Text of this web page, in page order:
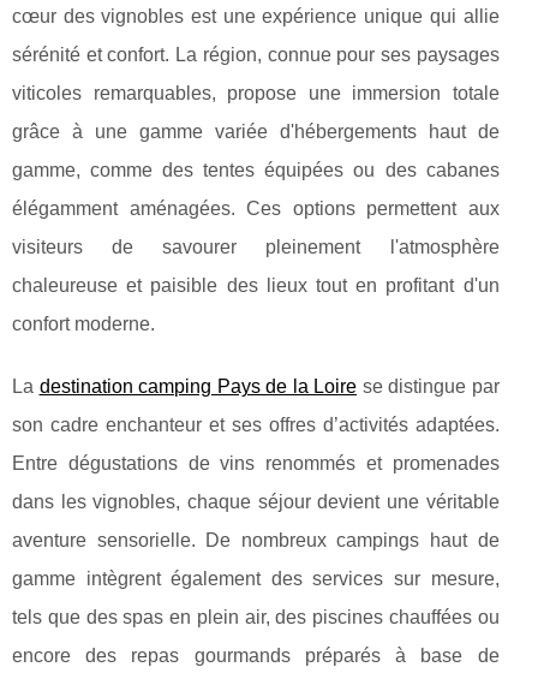
cœur des vignobles est une expérience unique qui allie
sérénité etconfort. La région, connue pour ses paysages
viticoles remarquables, propose une immersion totale
grâce à une gamme variée d'hébergements haut de
gamme, comme des tentes équipées ou des cabanes
élégamment aménagées. Ces options permettent aux
visiteurs de savourer pleinement l'atmosphère
chaleureuse et paisible des lieux tout en profitant d'un
confort moderne.
La destination camping Pays de la Loire se distingue par
son cadre enchanteur et ses offres d’activités adaptées.
Entre dégustations de vins renommés et promenades
dans les vignobles, chaque séjour devient une véritable
aventure sensorielle. De nombreux campings haut de
gamme intègrent également des services sur mesure,
tels que des spas en plein air, des piscines chauffées ou
encore des repas gourmands préparés à base de